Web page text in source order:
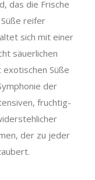
das die Frische
reifer
sich mit einer
säuerlichen
Süße
der
fruchtig-
der zu jeder